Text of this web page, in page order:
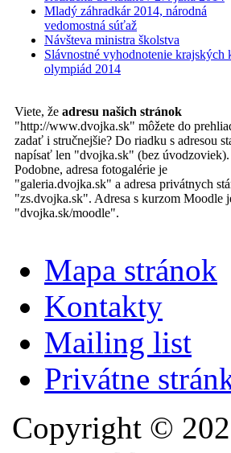
Mladý záhradkár 2014, národná
vedomostná súťaž
Návšteva ministra školstva
Slávnostné vyhodnotenie krajských
olympiád 2014
Viete, že adresu našich stránok
"http://www.dvojka.sk" môžete do
zadať i stručnejšie? Do riadku s adresou
napísať len "dvojka.sk" (bez úvodzoviek).
Podobne, adresa fotogalérie je
"galeria.dvojka.sk" a adresa privátnych
"zs.dvojka.sk". Adresa s kurzom Moodle
"dvojka.sk/moodle".
Mapa stránok
Kontakty
Mailing list
Privátne
Copyright ©